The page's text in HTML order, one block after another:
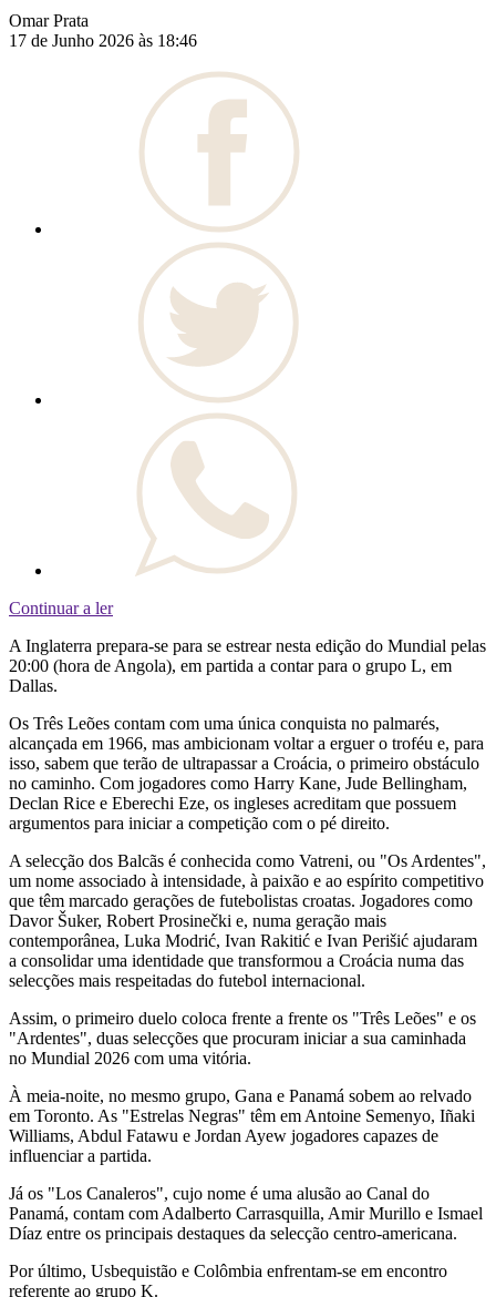
Omar Prata
17 de Junho 2026 às 18:46
Continuar a ler
A Inglaterra prepara-se para se estrear nesta edição do Mundial pelas
20:00 (hora de Angola), em partida a contar para o grupo L, em
Dallas.
Os Três Leões contam com uma única conquista no palmarés,
alcançada em 1966, mas ambicionam voltar a erguer o troféu e, para
isso, sabem que terão de ultrapassar a Croácia, o primeiro obstáculo
no caminho. Com jogadores como Harry Kane, Jude Bellingham,
Declan Rice e Eberechi Eze, os ingleses acreditam que possuem
argumentos para iniciar a competição com o pé direito.
A selecção dos Balcãs é conhecida como Vatreni, ou "Os Ardentes",
um nome associado à intensidade, à paixão e ao espírito competitivo
que têm marcado gerações de futebolistas croatas. Jogadores como
Davor Šuker, Robert Prosinečki e, numa geração mais
contemporânea, Luka Modrić, Ivan Rakitić e Ivan Perišić ajudaram
a consolidar uma identidade que transformou a Croácia numa das
selecções mais respeitadas do futebol internacional.
Assim, o primeiro duelo coloca frente a frente os "Três Leões" e os
"Ardentes", duas selecções que procuram iniciar a sua caminhada
no Mundial 2026 com uma vitória.
À meia-noite, no mesmo grupo, Gana e Panamá sobem ao relvado
em Toronto. As "Estrelas Negras" têm em Antoine Semenyo, Iñaki
Williams, Abdul Fatawu e Jordan Ayew jogadores capazes de
influenciar a partida.
Já os "Los Canaleros", cujo nome é uma alusão ao Canal do
Panamá, contam com Adalberto Carrasquilla, Amir Murillo e Ismael
Díaz entre os principais destaques da selecção centro-americana.
Por último, Usbequistão e Colômbia enfrentam-se em encontro
referente ao grupo K.